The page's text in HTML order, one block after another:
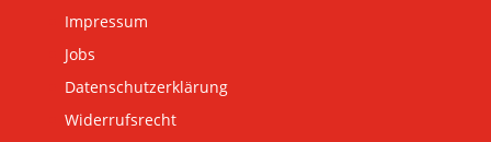
Impressum
Jobs
Datenschutzerklärung
Widerrufsrecht